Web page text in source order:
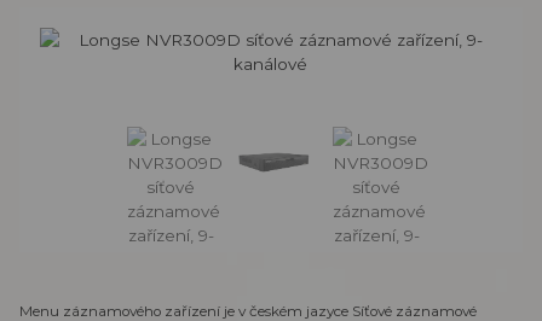
Menu záznamového zařízení je v českém jazyce Síťové záznamové